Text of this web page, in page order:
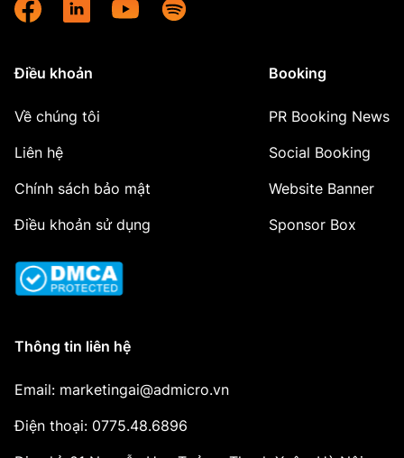
Điều khoản
Về chúng tôi
Liên hệ
Chính sách bảo mật
Điều khoản sử dụng
Booking
PR Booking News
Social Booking
Website Banner
Sponsor Box
Thông tin liên hệ
Email: marketingai@admicro.vn
Điện thoại: 0775.48.6896